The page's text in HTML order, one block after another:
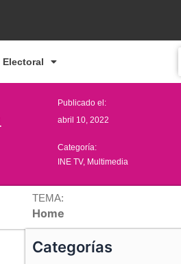
Electoral
Publicado el:
abril 10, 2022
Categoría:
INE TV, Multimedia
TEMA:
Home
Categorías